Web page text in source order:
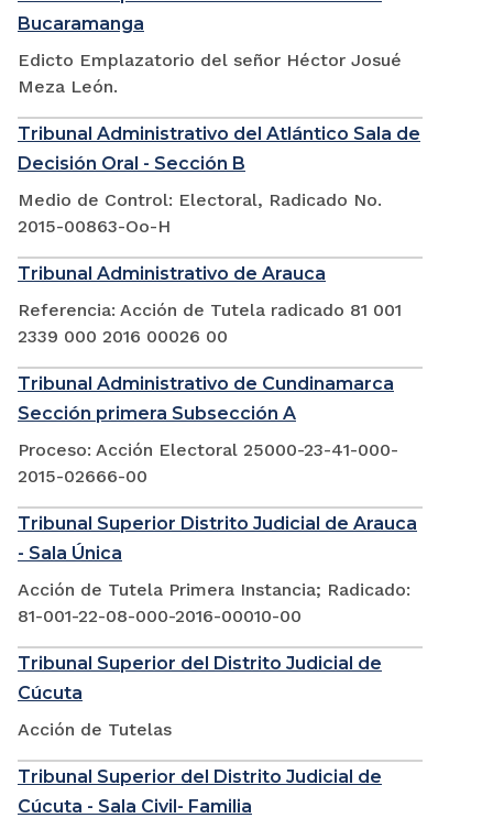
Bucaramanga
Edicto Emplazatorio del señor Héctor Josué
Meza León.
Tribunal Administrativo del Atlántico Sala de
Decisión Oral - Sección B
Medio de Control: Electoral, Radicado No.
2015-00863-Oo-H
Tribunal Administrativo de Arauca
Referencia: Acción de Tutela radicado 81 001
2339 000 2016 00026 00
Tribunal Administrativo de Cundinamarca
Sección primera Subsección A
Proceso: Acción Electoral 25000-23-41-000-
2015-02666-00
Tribunal Superior Distrito Judicial de Arauca
- Sala Única
Acción de Tutela Primera Instancia; Radicado:
81-001-22-08-000-2016-00010-00
Tribunal Superior del Distrito Judicial de
Cúcuta
Acción de Tutelas
Tribunal Superior del Distrito Judicial de
Cúcuta - Sala Civil- Familia